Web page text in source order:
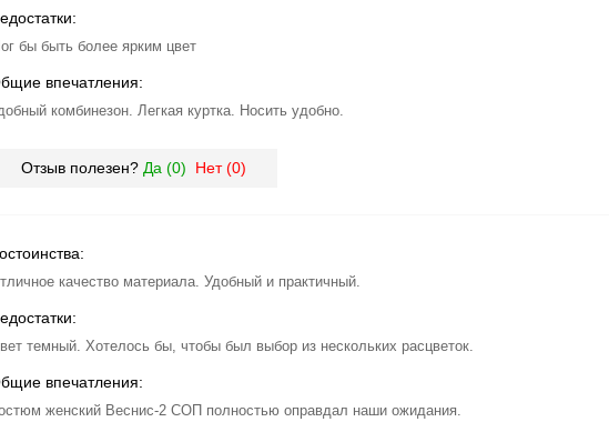
бы быть более ярким цвет
впечатления:
комбинезон. Легкая куртка. Носить удобно.
Отзыв полезен? Да (0) Нет (0)
качество материала. Удобный и практичный.
темный. Хотелось бы, чтобы был выбор из нескольких расцветок.
впечатления:
женский Веснис-2 СОП полностью оправдал наши ожидания.